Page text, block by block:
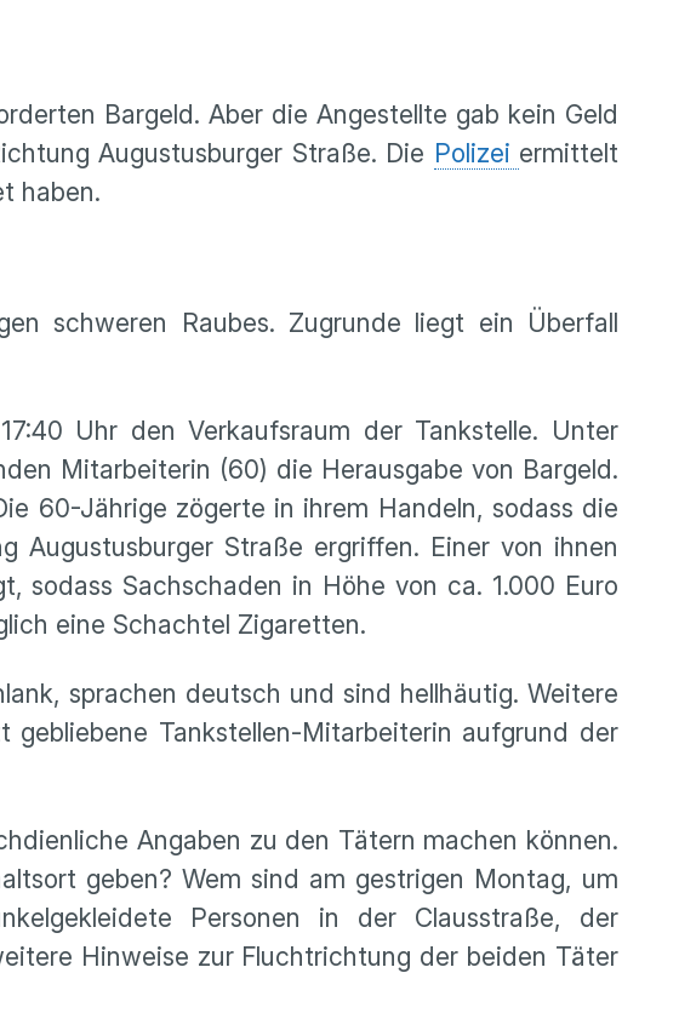
Bargeld. Aber die Angestellte gab kein Geld
Augustusburger Straße. Die Polizei ermittelt
haben.
schweren Raubes. Zugrunde liegt ein Überfall
Uhr den Verkaufsraum der Tankstelle. Unter
Mitarbeiterin (60) die Herausgabe von Bargeld.
60-Jährige zögerte in ihrem Handeln, sodass die
Augustusburger Straße ergriffen. Einer von ihnen
sodass Sachschaden in Höhe von ca. 1.000 Euro
eine Schachtel Zigaretten.
sprachen deutsch und sind hellhäutig. Weitere
Tankstellen-Mitarbeiterin aufgrund der
Angaben zu den Tätern machen können.
geben? Wem sind am gestrigen Montag, um
Personen in der Clausstraße, der
Hinweise zur Fluchtrichtung der beiden Täter